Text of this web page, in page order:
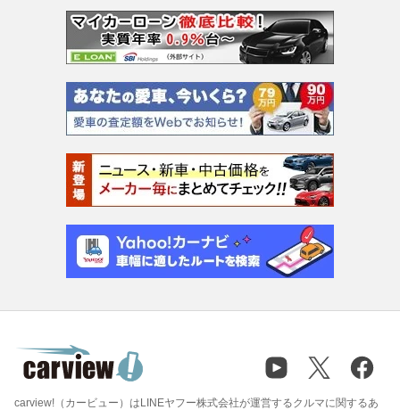
carview!（カービュー）はLINEヤフー株式会社が運営するクルマに関するあ